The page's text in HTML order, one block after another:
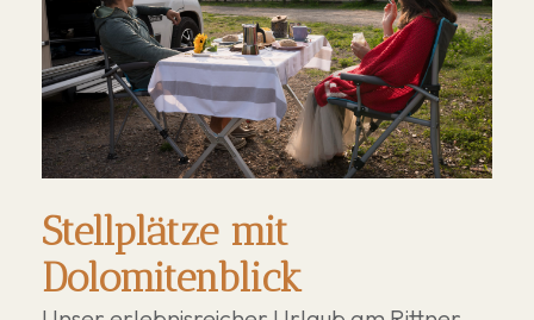
Stellplätze mit
Dolomitenblick